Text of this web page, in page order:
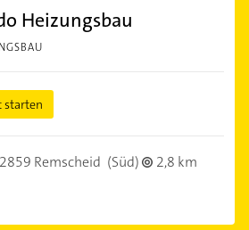
Heizungsbau
starten
Remscheid (Süd)
2,8 km